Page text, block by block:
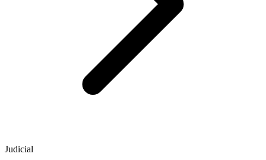
Judicial